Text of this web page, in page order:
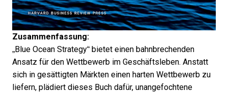
Zusammenfassung:
„Blue Ocean Strategy“ bietet einen bahnbrechenden
Ansatz für den Wettbewerb im Geschäftsleben. Anstatt
sich in gesättigten Märkten einen harten Wettbewerb zu
liefern, plädiert dieses Buch dafür, unangefochtene